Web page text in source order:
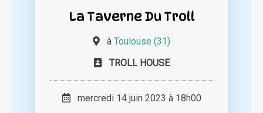
La Taverne Du Troll
à Toulouse (31)
TROLL HOUSE
mercredi 14 juin 2023 à 18h00